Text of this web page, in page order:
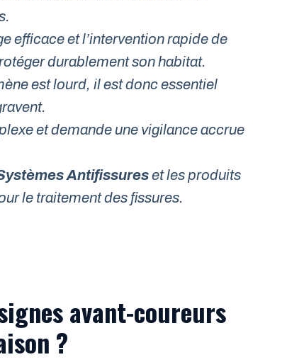
efficace et l’intervention rapide de
durablement son habitat.
est lourd, il est donc essentiel
et demande une vigilance accrue
Antifissureset les produits
le traitement des fissures.
avant-coureurs
?